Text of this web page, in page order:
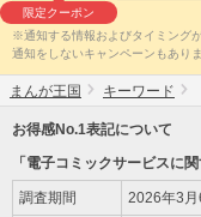
限定クーポン
※通知する情報およびタイミング
通知をしないキャンペーンもあり
まんが王国 キーワード
お得感No.1表記について
「電子コミックサービスに
調査期間 2026年3